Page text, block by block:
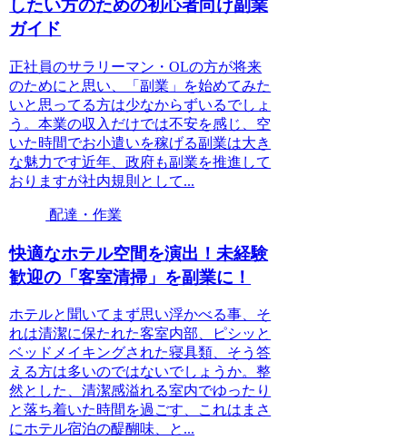
したい方のための初心者向け副業
ガイド
正社員のサラリーマン・OLの方が将来
のためにと思い、「副業」を始めてみた
いと思ってる方は少なからずいるでしょ
う。本業の収入だけでは不安を感じ、空
いた時間でお小遣いを稼げる副業は大き
な魅力です近年、政府も副業を推進して
おりますが社内規則として...
配達・作業
快適なホテル空間を演出！未経験
歓迎の「客室清掃」を副業に！
ホテルと聞いてまず思い浮かべる事、そ
れは清潔に保たれた客室内部、ピシッと
ベッドメイキングされた寝具類、そう答
える方は多いのではないでしょうか。整
然とした、清潔感溢れる室内でゆったり
と落ち着いた時間を過ごす、これはまさ
にホテル宿泊の醍醐味、と...